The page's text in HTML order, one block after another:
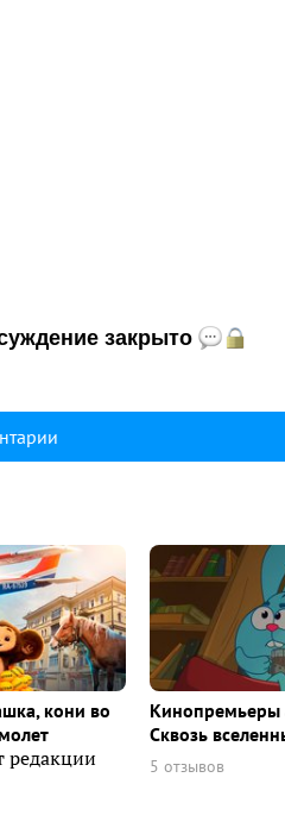
закрыто
кони во
редакции
Кинопремьеры
Сквозь
5 отзывов